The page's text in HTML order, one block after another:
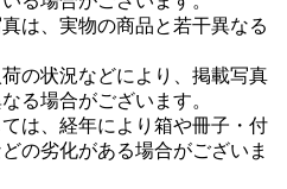
は、実物の商品と若干異なる
の状況などにより、掲載写真
る場合がございます。
は、経年により箱や冊子・付
の劣化がある場合がございま